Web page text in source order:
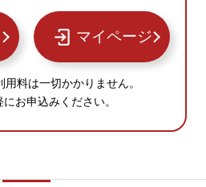
マイページ
料は一切かかりません。
お申込みください。